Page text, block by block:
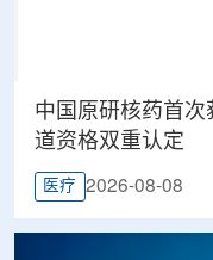
中国原研核药首
道资格双重认定
医疗 2026-08-08